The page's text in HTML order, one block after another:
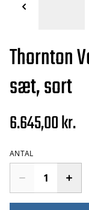
Thornton
sæt, sort
6.645,00 kr.
ANTAL